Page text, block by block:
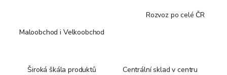
Maloobchod i Velkoobchod
Rozvoz po celé ČR
Široká škála produktů
Centrální sklad v centru